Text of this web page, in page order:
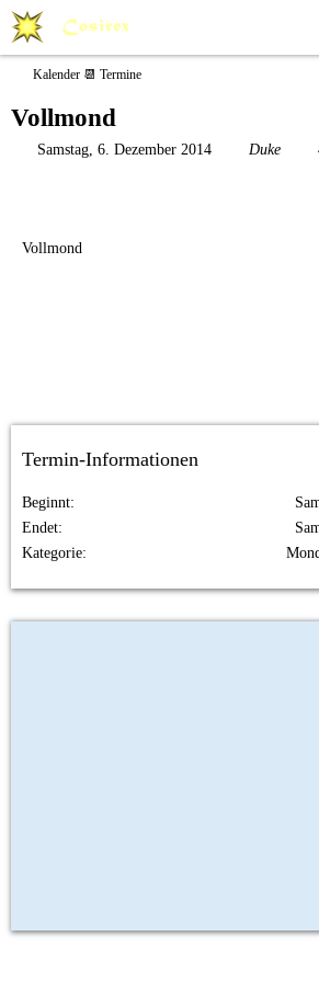
Kalender 📆 Termine
Vollmond
Samstag, 6. Dezember 2014 Duke
Vollmond
Termin-Informationen
Beginnt
Endet
Kategorie